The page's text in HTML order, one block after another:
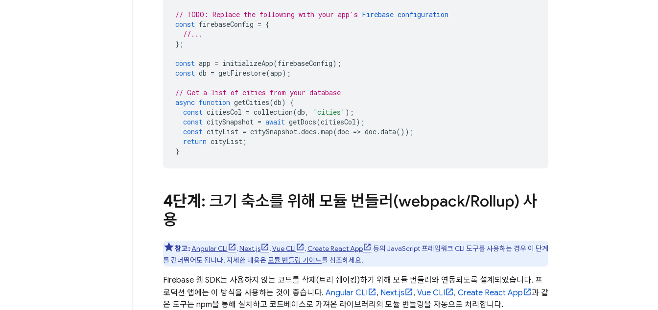
// TODO: Replace the following with your app's Firebase configuration
const firebaseConfig = {
//...
};
const app = initializeApp(firebaseConfig);
const db = getFirestore(app);
// Get a list of cities from your database
async function getCities(db)
{
const citiesCol = collection(db, 'cities' );
const citySnapshot = await getDocs(citiesCol);
const cityList = citySnapshot.docs .map(doc => doc.data());
return cityList ;
}
4단계 : 크기 축소를 위해 모듈 번들러(webpack/Rollup) 사
용
참고:Angular CLI ,Next.js ,Vue CLI , Create React App
등의 JavaScript 프레임워크 CLI 도구를 사용하는 경우 이 단계
를 건너뛰어도 됩니다. 자세한 내용은모듈 번들링 가이드를 참조하세요.
Firebase 웹 SDK는 사용하지 않는 코드를 삭제(트리 쉐이킹)하기 위해 모듈 번들러와 연동되도록 설계되었습니다. 프
로덕션 앱에는 이 방식을 사용하는 것이 좋습니다. Angular CLI , Next.js , Vue CLI , Create React App
과 같
은 도구는 npm을 통해 설치하고 코드베이스로 가져온 라이브러리의 모듈 번들링을 자동으로 처리합니다.